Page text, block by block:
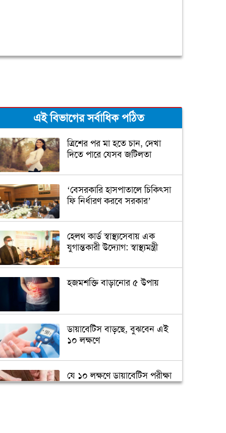
এই বিভাগের সর্বাধিক পঠিত
ত্রিশের পর মা হতে চান, দেখা
দিতে পারে যেসব জটিলতা
‘বেসরকারি হাসপাতালে চিকিৎসা
ফি নির্ধারণ করবে সরকার’
হেলথ কার্ড স্বাস্থ্যসেবায় এক
যুগান্তকারী উদ্যোগ: স্বাস্থ্যমন্ত্রী
হজমশক্তি বাড়ানোর ৫ উপায়
ডায়াবেটিস বাড়ছে, বুঝবেন এই
১০ লক্ষণে
যে ১০ লক্ষণে ডায়াবেটিস পরীক্ষা
জরুরি